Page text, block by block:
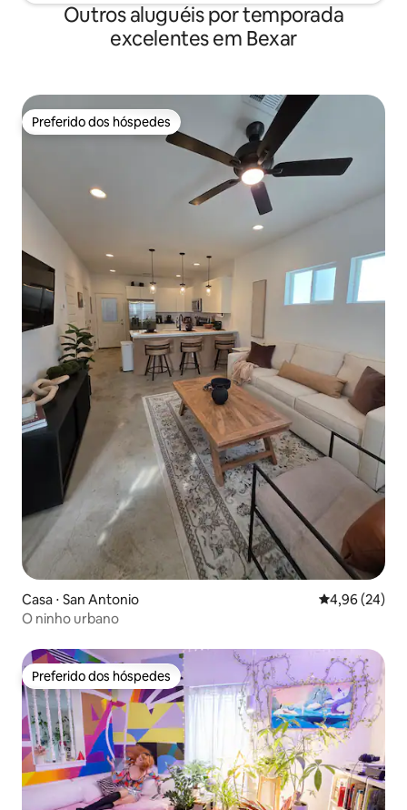
Outros aluguéis por temporada
excelentes em Bexar
Preferido dos hóspedes
Preferido dos hóspedes
Casa ⋅ San Antonio 4,96 de uma
4,96 (24)
O ninho urbano
Preferido dos hóspedes
Preferido dos hóspedes